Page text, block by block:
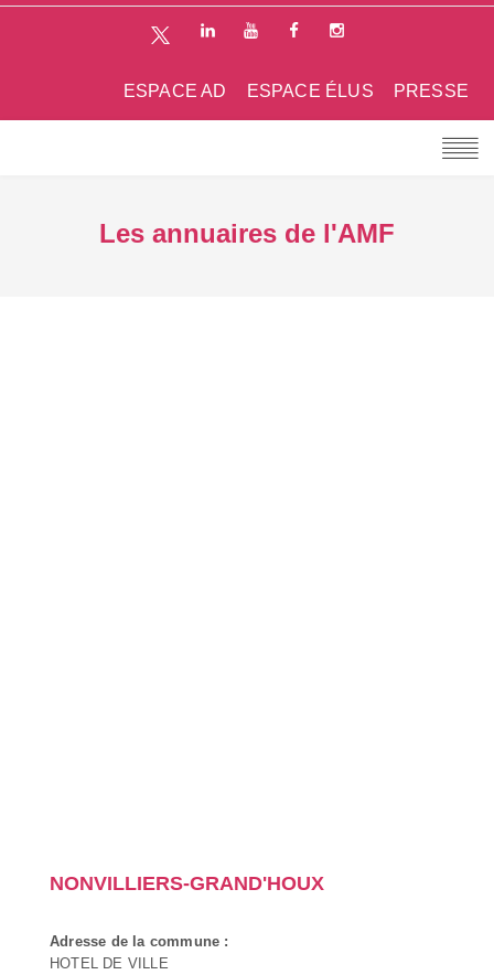
PRESSE
ESPACE ÉLUS
ESPACE AD
Les annuaires de l'AMF
NONVILLIERS-GRAND'HOUX
Adresse de la commune :
HOTEL DE VILLE